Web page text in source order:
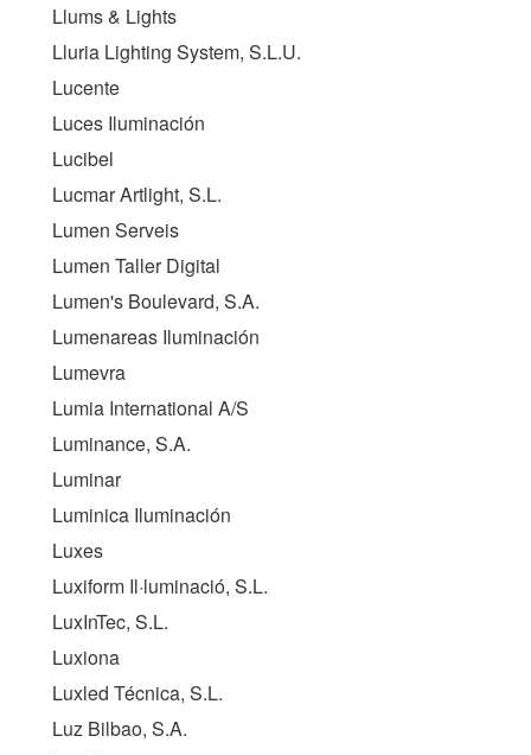
Llums & Lights
Lluria Lighting System, S.L.U.
Lucente
Luces Iluminación
Lucibel
Lucmar Artlight, S.L.
Lumen Serveis
Lumen Taller Digital
Lumen's Boulevard, S.A.
Lumenareas Iluminación
Lumevra
Lumia International A/S
Luminance, S.A.
Luminar
Luminica Iluminación
Luxes
Luxiform Il·luminació, S.L.
LuxInTec, S.L.
Luxiona
Luxled Técnica, S.L.
Luz Bilbao, S.A.